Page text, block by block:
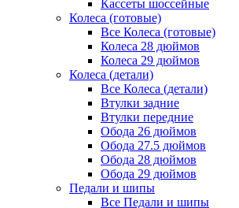
Кассеты шоссейные
Колеса (готовые)
Все Колеса (готовые)
Колеса 28 дюймов
Колеса 29 дюймов
Колеса (детали)
Все Колеса (детали)
Втулки задние
Втулки передние
Обода 26 дюймов
Обода 27.5 дюймов
Обода 28 дюймов
Обода 29 дюймов
Педали и шипы
Все Педали и шипы